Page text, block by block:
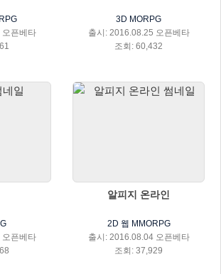
픈베타
3D MORPG
출시: 2016.08.25 오픈베타
조회: 60,432
픈베타
알피지 온라인
2D 웹 MMORPG
출시: 2016.08.04 오픈베타
조회: 37,929